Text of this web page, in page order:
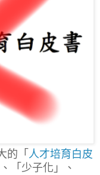
的「 人才培育白皮
「少子化」、